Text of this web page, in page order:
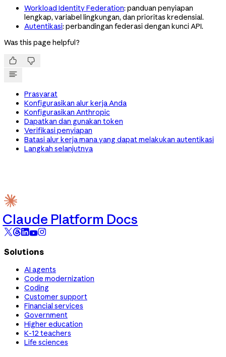
Workload Identity Federation: panduan penyiapan
lengkap, variabel lingkungan, dan prioritas kredensial.
Autentikasi: perbandingan federasi dengan kunci API.
Was this page helpful?
 
Prasyarat
Konfigurasikan alur kerja Anda
Konfigurasikan Anthropic
Dapatkan dan gunakan token
Verifikasi penyiapan
Batasi alur kerja mana yang dapat melakukan autentikasi
Langkah selanjutnya
Claude Platform Docs
Solutions
AI agents
Code modernization
Coding
Customer support
Financial services
Government
Higher education
K-12 teachers
Life sciences